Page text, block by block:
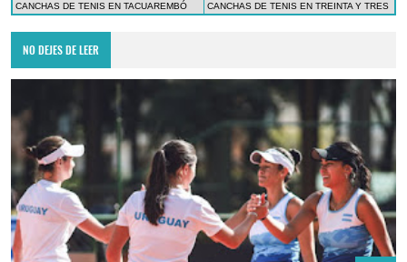
CANCHAS DE TENIS EN TACUAREMBÓ
CANCHAS DE TENIS EN TREINTA Y TRES
NO DEJES DE LEER